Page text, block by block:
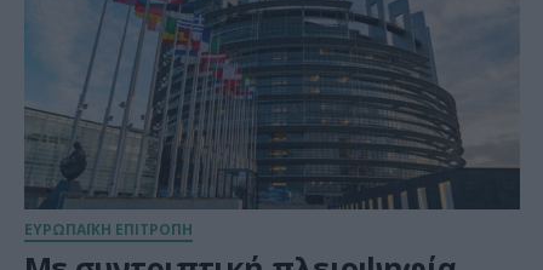
ΕΥΡΩΠΑΪΚΗ ΕΠΙΤΡΟΠΗ